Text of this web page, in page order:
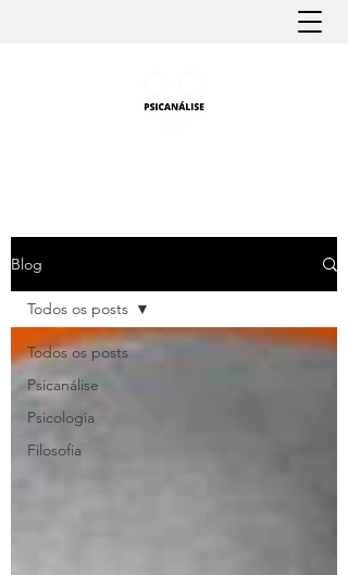
Blog
Todos os posts
Psicanálise
Psicologia
Filosofia
Todos os posts